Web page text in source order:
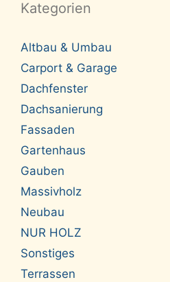
Kategorien
Altbau & Umbau
Carport & Garage
Dachfenster
Dachsanierung
Fassaden
Gartenhaus
Gauben
Massivholz
Neubau
NUR HOLZ
Sonstiges
Terrassen